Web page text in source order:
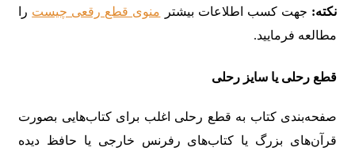
نکته: جهت کسب اطلاعات بیشتر منوی قطع رقعی چیست را
مطالعه فرمایید.
قطع رحلی یا سایز رحلی
صفحه‌بندی کتاب به قطع رحلی اغلب برای کتاب‌هایی بصورت
قرآن‌های بزرگ یا کتاب‌های رفرنس خارجی یا حافظ دیده